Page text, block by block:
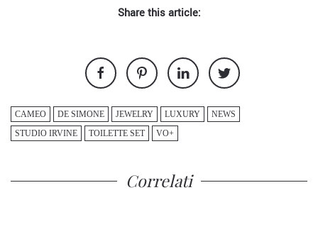
Share this article:
CAMEO DE SIMONE JEWELRY LUXURY
NEWS
STUDIO IRVINE
TOILETTE SET VO+
Correlati